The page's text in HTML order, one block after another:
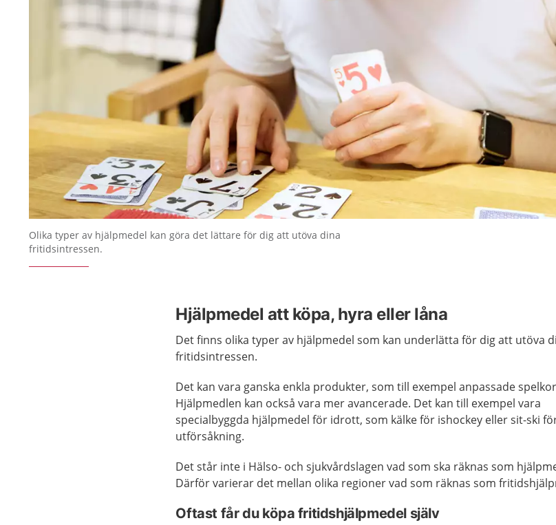
Olika typer av hjälpmedel kan göra det lättare för dig att utöva dina
fritidsintressen.
Hjälpmedel att köpa, hyra eller låna
Det finns olika typer av hjälpmedel som kan underlätta för dig att utöva
fritidsintressen.
Det kan vara ganska enkla produkter, som till exempel anpassade
Hjälpmedlen kan också vara mer avancerade. Det kan till exempel vara
specialbyggda hjälpmedel för idrott, som kälke för ishockey eller sit-ski
utförsåkning.
Det står inte i Hälso- och sjukvårdslagen vad som ska räknas som
Därför varierar det mellan olika regioner vad som räknas som
Oftast får du köpa fritidshjälpmedel själv